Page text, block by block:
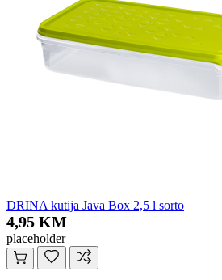
DRINA kutija Java Box 2,5 l sorto
4,95 KM
placeholder